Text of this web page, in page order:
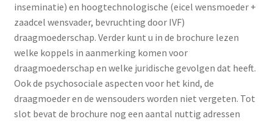
inseminatie) en hoogtechnologische (eicel wensmoeder +
zaadcel wensvader, bevruchting door IVF)
draagmoederschap. Verder kunt u in de brochure lezen
welke koppels in aanmerking komen voor
draagmoederschap en welke juridische gevolgen dat heeft.
Ook de psychosociale aspecten voor het kind, de
draagmoeder en de wensouders worden niet vergeten. Tot
slot bevat de brochure nog een aantal nuttig adressen